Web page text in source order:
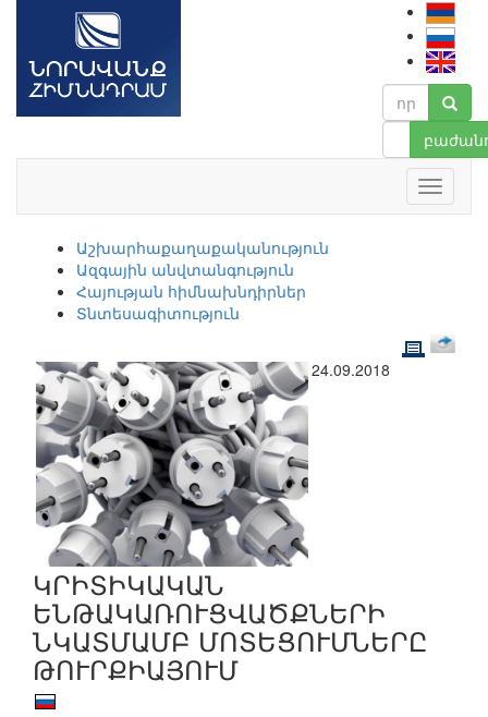
Աշխարհաքաղաքականություն
Ազգային անվտանգություն
Հայության հիմնախնդիրներ
Տնտեսագիտություն
24.09.2018
ԿՐԻՏԻԿԱԿԱՆ
ԵՆԹԱԿԱՌՈՒՑՎԱԾՔՆԵՐԻ
ՆԿԱՏՄԱՄԲ ՄՈՏԵՑՈՒՄՆԵՐԸ
ԹՈՒՐՔԻԱՅՈՒՄ